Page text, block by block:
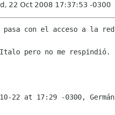
22 Oct 2008 17:37:53 -0300
pasa con el acceso a la
pero no me respindió.
22 at 17:29 -0300, Germán